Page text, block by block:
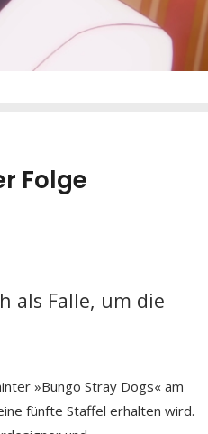
Folge
als Falle, um die
»Bungo Stray Dogs« am
fünfte Staffel erhalten wird.